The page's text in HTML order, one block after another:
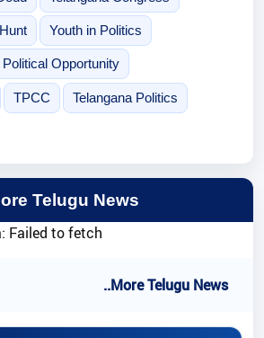
Youth in Politics
Political Opportunity
TPCC Telangana Politics
Telugu News
Failed to fetch
..More Telugu News